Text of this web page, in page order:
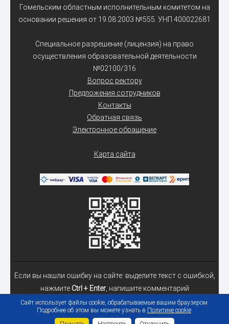
Гомельским областным исполнительным комитетом на
основании решения от 19.08.2003 №555. УНП 400022681
Специальное разрешение (лицензия) на право
осуществления образовательной деятельности
№02100/316
Вопрос ректору
Предложения сотрудников
Контакты
Обратная связь
Электронное обращение
Карта сайта
Если вы нашли ошибку на сайте: выделите текст с ошибкой,
нажмите Ctrl + Enter, напишите комментарий
© 2026 Учреждение образования «Гомельский государственный
Сайт использует файлы cookie, обрабатываемые вашим браузером.
Подробнее об этом вы можете узнать в Политике cookie.